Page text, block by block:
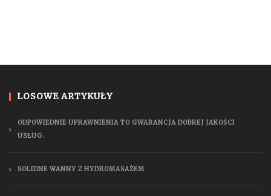
LOSOWE ARTYKUŁY
ODPOWIEDNIE UPRAWNIENIA TO GWARANCJA DOBREJ JAKOŚCI
USŁUG.
SOLIDNE WANNY Z HYDROMASAŻEM